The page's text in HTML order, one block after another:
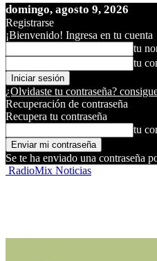
domingo, agosto 9, 2026
Registrarse
¡Bienvenido! Ingresa en tu cuenta
tu
tu
¿Olvidaste tu contraseña?
Recuperación de contraseña
Recupera tu contraseña
tu
Se te ha enviado una contraseña
RadioMix Noticias